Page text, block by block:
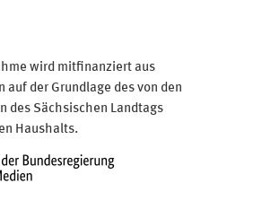
wird mitfinanziert aus
auf der Grundlage des von den
des Sächsischen Landtags
Haushalts.